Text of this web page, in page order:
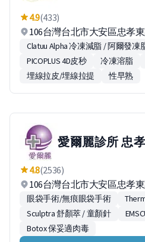
4.9(433)
106台灣台北市大安區忠孝
Clatuu Alpha 冷凍減脂 / 阿爾發凍
PICOPLUS 4D皮秒
冷凍溶脂
埋線拉皮/埋線拉提
性早熟
愛爾麗診所 忠
4.8(2536)
106台灣台北市大安區忠孝東
眼袋手術/無痕眼袋手術
Sculptra 舒顏萃 / 童顏針
Botox 保妥適肉毒